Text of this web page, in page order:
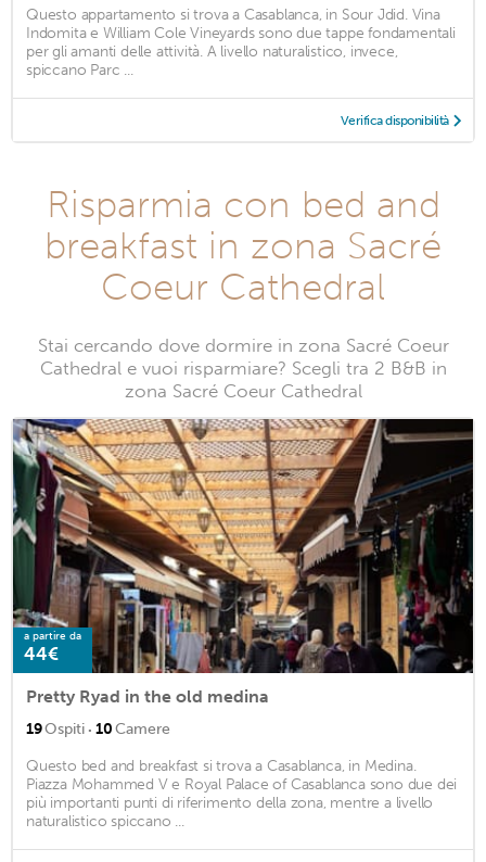
Questo appartamento si trova a Casablanca, in Sour Jdid. Vina
Indomita e William Cole Vineyards sono due tappe fondamentali
per gli amanti delle attività. A livello naturalistico, invece,
spiccano Parc ...
Verifica disponibilità
Risparmia con bed and
breakfast in zona Sacré
Coeur Cathedral
Stai cercando dove dormire in zona Sacré Coeur
Cathedral e vuoi risparmiare? Scegli tra 2 B&B in
zona Sacré Coeur Cathedral
a partire da
44€
Pretty Ryad in the old medina
19Ospiti · 10Camere
Questo bed and breakfast si trova a Casablanca, in Medina.
Piazza Mohammed V e Royal Palace of Casablanca sono due dei
più importanti punti di riferimento della zona, mentre a livello
naturalistico spiccano ...